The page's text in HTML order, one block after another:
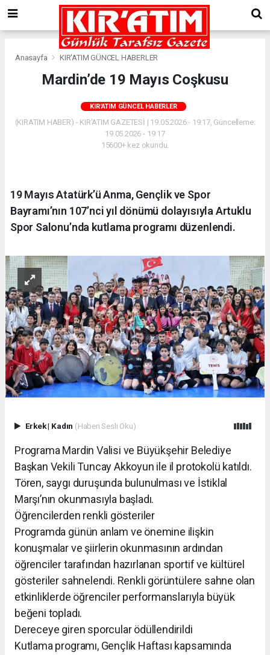
Anasayfa KIR'ATIM GÜNCEL HABERLER
Mardin’de 19 Mayıs Coşkusu
KIR'ATIM GÜNCEL HABERLER
(KIRATIM HABER) - KIR'ATIM GAZETESİ | 19.05.2026 - 19:17, Güncelleme:
19.05.2026 - 19:17
15600+ kez okundu.
19 Mayıs Atatürk’ü Anma, Gençlik ve Spor
Bayramı’nın 107’nci yıl dönümü dolayısıyla Artuklu
Spor Salonu’nda kutlama programı düzenlendi.
Erkek| Kadın (Haberi Sesli Oku)
Programa Mardin Valisi ve Büyükşehir Belediye
Başkan Vekili Tuncay Akkoyun ile il protokolü katıldı.
Tören, saygı duruşunda bulunulması ve İstiklal
Marşı’nın okunmasıyla başladı.
Öğrencilerden renkli gösteriler
Programda günün anlam ve önemine ilişkin
konuşmalar ve şiirlerin okunmasının ardından
öğrenciler tarafından hazırlanan sportif ve kültürel
gösteriler sahnelendi. Renkli görüntülere sahne olan
etkinliklerde öğrenciler performanslarıyla büyük
beğeni topladı.
Dereceye giren sporcular ödüllendirildi
Kutlama programı, Gençlik Haftası kapsamında